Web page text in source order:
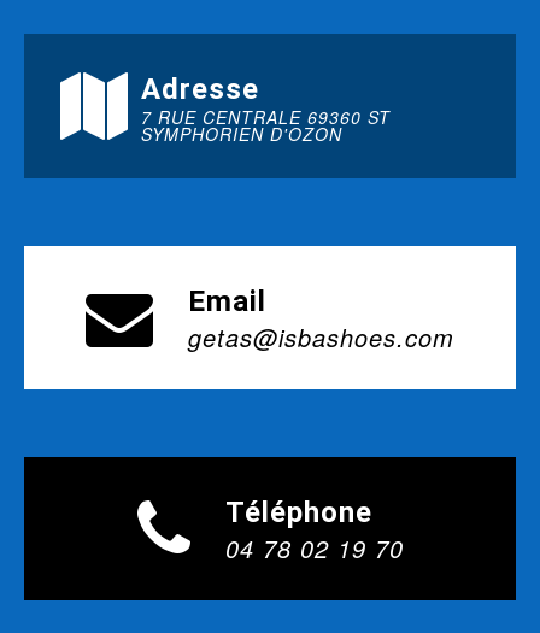
Adresse
7 RUE CENTRALE 69360 ST
SYMPHORIEN D'OZON
Email
getas@isbashoes.com
Téléphone
04 78 02 19 70